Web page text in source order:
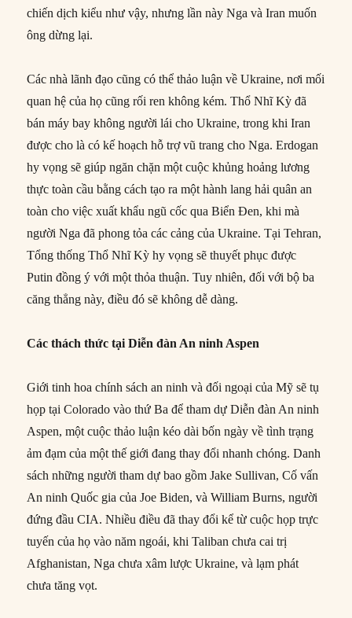
chiến dịch kiểu như vậy, nhưng lần này Nga và Iran muốn
ông dừng lại.
Các nhà lãnh đạo cũng có thể thảo luận về Ukraine, nơi mối
quan hệ của họ cũng rối ren không kém. Thổ Nhĩ Kỳ đã
bán máy bay không người lái cho Ukraine, trong khi Iran
được cho là có kế hoạch hỗ trợ vũ trang cho Nga. Erdogan
hy vọng sẽ giúp ngăn chặn một cuộc khủng hoảng lương
thực toàn cầu bằng cách tạo ra một hành lang hải quân an
toàn cho việc xuất khẩu ngũ cốc qua Biển Đen, khi mà
người Nga đã phong tỏa các cảng của Ukraine. Tại Tehran,
Tổng thống Thổ Nhĩ Kỳ hy vọng sẽ thuyết phục được
Putin đồng ý với một thỏa thuận. Tuy nhiên, đối với bộ ba
căng thẳng này, điều đó sẽ không dễ dàng.
Các thách thức tại Diễn đàn An ninh Aspen
Giới tinh hoa chính sách an ninh và đối ngoại của Mỹ sẽ tụ
họp tại Colorado vào thứ Ba để tham dự Diễn đàn An ninh
Aspen, một cuộc thảo luận kéo dài bốn ngày về tình trạng
ảm đạm của một thế giới đang thay đổi nhanh chóng. Danh
sách những người tham dự bao gồm Jake Sullivan, Cố vấn
An ninh Quốc gia của Joe Biden, và William Burns, người
đứng đầu CIA. Nhiều điều đã thay đổi kể từ cuộc họp trực
tuyến của họ vào năm ngoái, khi Taliban chưa cai trị
Afghanistan, Nga chưa xâm lược Ukraine, và lạm phát
chưa tăng vọt.